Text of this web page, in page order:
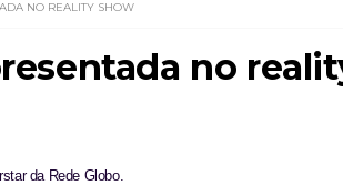
NO REALITY SHOW
no
da Rede Globo.